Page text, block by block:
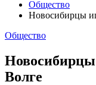
Общество
Новосибирцы
Общество
Волге